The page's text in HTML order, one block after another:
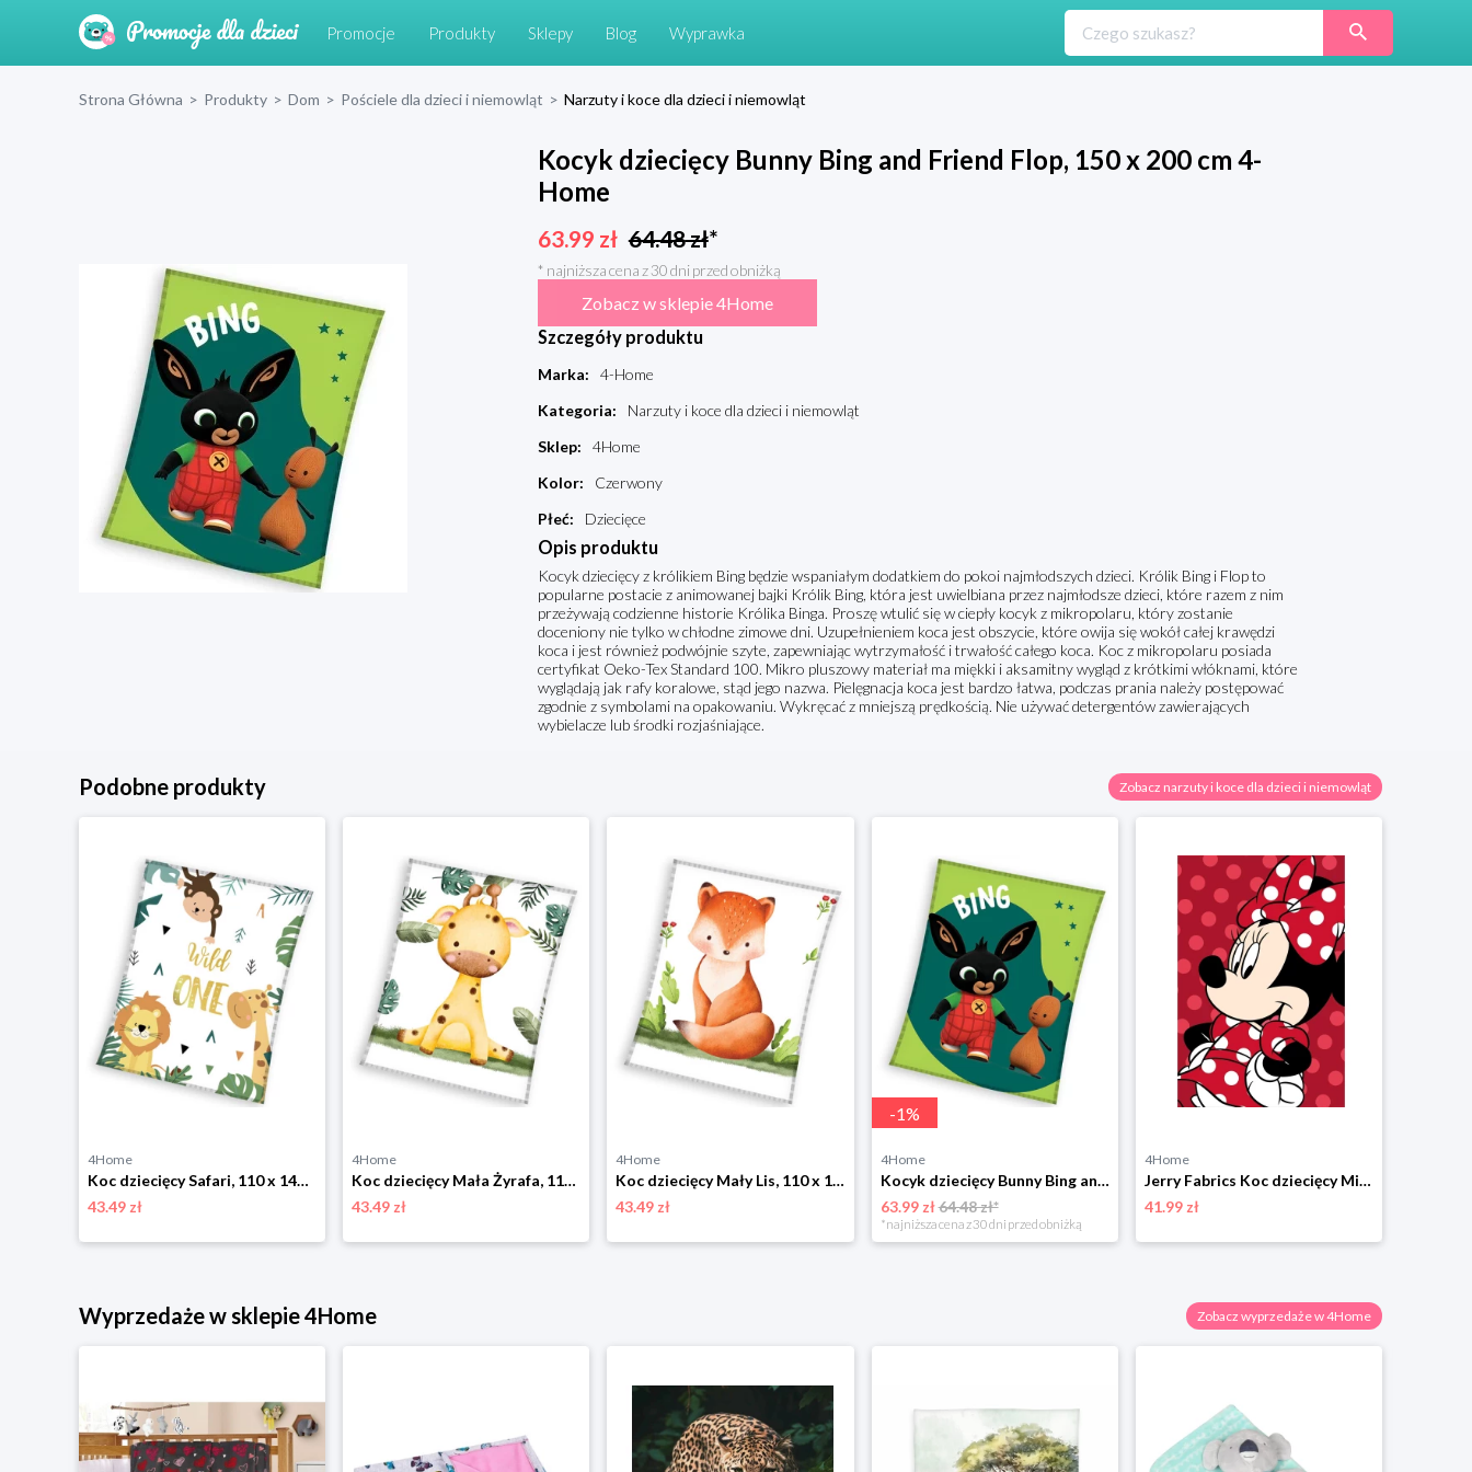
Promocje Produkty Sklepy Blog Wyprawka
Strona Główna > Produkty > Dom > Pościele dla dzieci i niemowląt > Narzuty i koce dla dzieci i niemowląt
Kocyk dziecięcy Bunny Bing and Friend Flop, 150 x 200 cm 4-
Home
63.99 zł 64.48zł*
* najniższa cena z 30 dni przed obniżką
Zobacz w sklepie 4Home
Szczegóły produktu
Marka:
4-Home
Kategoria:
Narzuty i koce dla dzieci i niemowląt
Sklep:
4Home
Kolor:
Czerwony
Płeć: Dziecięce
Opis produktu
Kocyk dziecięcy z królikiem Bing będzie wspaniałym dodatkiem do pokoi najmłodszych dzieci. Królik Bing i Flop to
popularne postacie z animowanej bajki Królik Bing, która jest uwielbiana przez najmłodsze dzieci, które razem z nim
przeżywają codzienne historie Królika Binga. Proszę wtulić się w ciepły kocyk z mikropolaru, który zostanie
doceniony nie tylko w chłodne zimowe dni. Uzupełnieniem koca jest obszycie, które owija się wokół całej krawędzi
koca i jest również podwójnie szyte, zapewniając wytrzymałość i trwałość całego koca. Koc z mikropolaru posiada
certyfikat Oeko-Tex Standard 100. Mikro pluszowy materiał ma miękki i aksamitny wygląd z krótkimi włóknami, które
wyglądają jak rafy koralowe, stąd jego nazwa. Pielęgnacja koca jest bardzo łatwa, podczas prania należy postępować
zgodnie z symbolami na opakowaniu. Wykręcać z mniejszą prędkością. Nie używać detergentów zawierających
wybielacze lub środki rozjaśniające.
Podobne produkty Zobacz narzuty i koce dla dzieci i niemowląt
4Home
Koc dziecięcy Safari, 110 x 140 cm BedTex
43.49 zł
4Home
Koc dziecięcy Mała Żyrafa, 110 x 140 cm BedTex
43.49 zł
4Home
Koc dziecięcy Mały Lis, 110 x 140 cm BedTex
43.49 zł
-1%
4Home
Kocyk dziecięcy Bunny Bing and Friend Flop, 150 x 200 cm 4-Home
63.99 zł64.48 zł*
*najniższa cena z 30 dni przed obniżką
4Home
Jerry Fabrics Koc dziecięcy Minnie Red, 100 x 150 cm
41.99 zł
Wyprzedaże w sklepie 4Home Zobacz wyprzedaże w 4Home